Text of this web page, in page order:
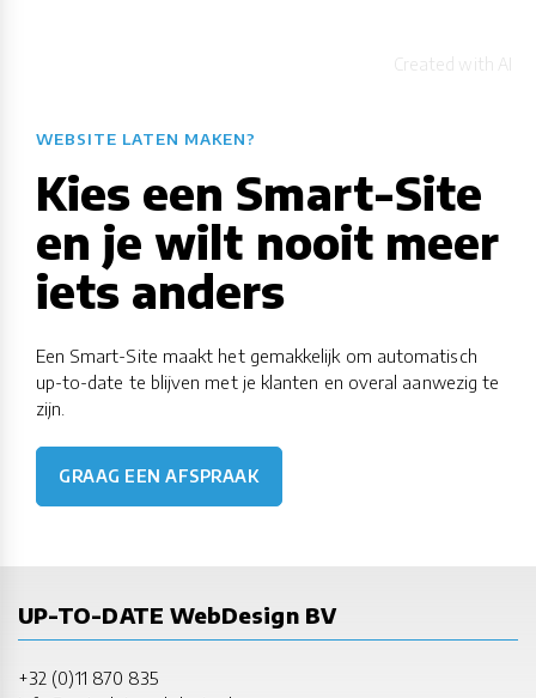
WEBSITE LATEN MAKEN?
Kies een Smart-Site
en je wilt nooit meer
iets anders
Een Smart-Site maakt het gemakkelijk om automatisch
up-to-date te blijven met je klanten en overal aanwezig te
zijn.
GRAAG EEN AFSPRAAK
UP-TO-DATE WebDesign BV
+32 (0)11 870 835